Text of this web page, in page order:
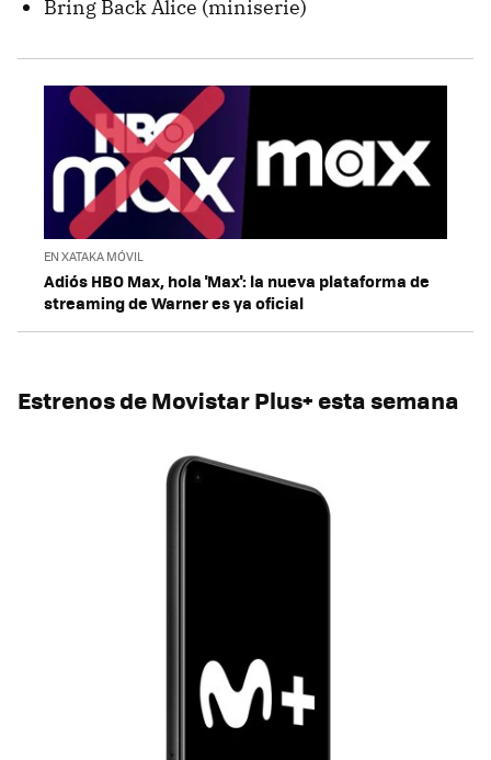
Bring Back Alice (miniserie)
EN XATAKA MÓVIL
Adiós HBO Max, hola 'Max': la nueva plataforma de
streaming de Warner es ya oficial
Estrenos de Movistar Plus+ esta semana